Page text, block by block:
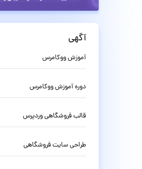
آگهی
آموزش ووکامرس
دوره آموزش ووکامرس
قالب فروشگاهی وردپرس
طراحی سایت فروشگاهی